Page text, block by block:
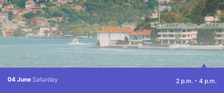
04 June Saturday 2 p.m. - 4 p.m.